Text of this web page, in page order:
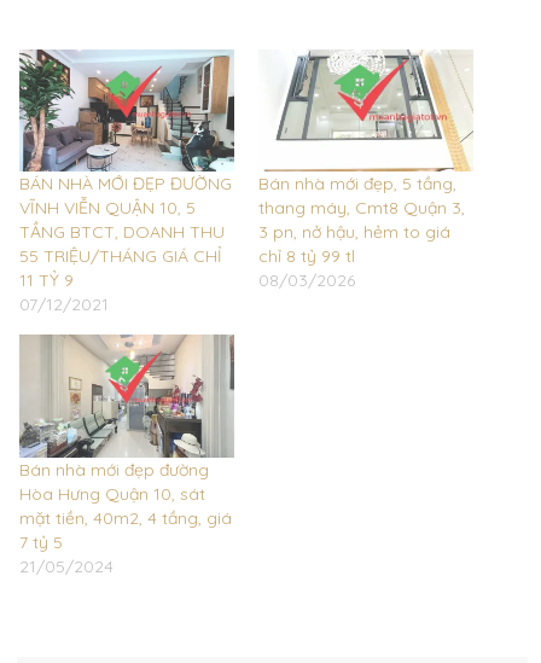
BÁN NHÀ MỚI ĐẸP ĐƯỜNG
VĨNH VIỄN QUẬN 10, 5
TẦNG BTCT, DOANH THU
55 TRIỆU/THÁNG GIÁ CHỈ
11 TỶ 9
07/12/2021
Bán nhà mới đẹp, 5 tầng,
thang máy, Cmt8 Quận 3,
3 pn, nở hậu, hẻm to giá
chỉ 8 tỷ 99 tl
08/03/2026
Bán nhà mới đẹp đường
Hòa Hưng Quận 10, sát
mặt tiền, 40m2, 4 tầng, giá
7 tỷ 5
21/05/2024